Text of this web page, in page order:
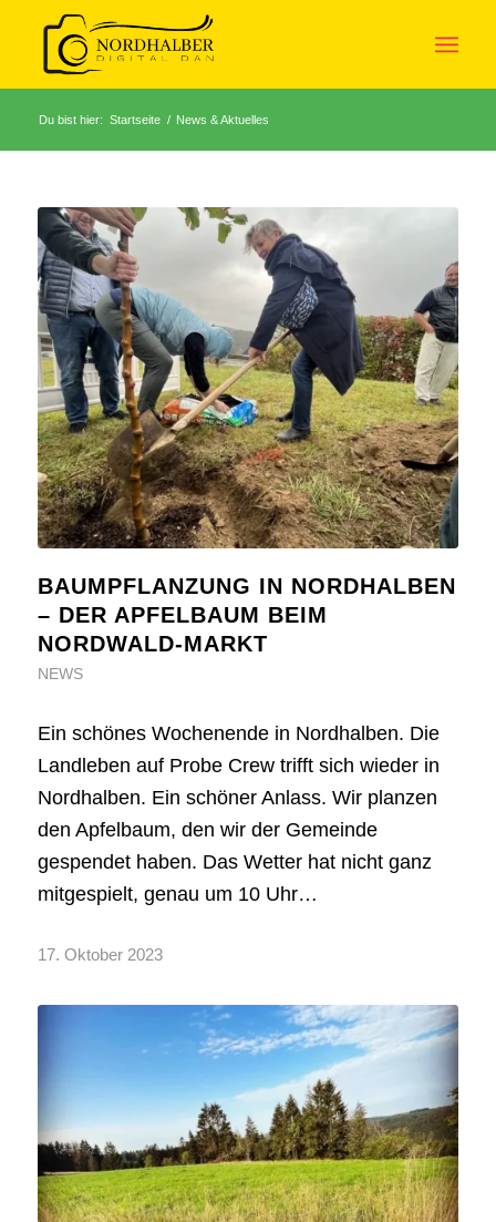
Du bist hier: Startseite / News & Aktuelles
BAUMPFLANZUNG IN NORDHALBEN
– DER APFELBAUM BEIM
NORDWALD-MARKT
NEWS
Ein schönes Wochenende in Nordhalben. Die
Landleben auf Probe Crew trifft sich wieder in
Nordhalben. Ein schöner Anlass. Wir planzen
den Apfelbaum, den wir der Gemeinde
gespendet haben. Das Wetter hat nicht ganz
mitgespielt, genau um 10 Uhr…
17. Oktober 2023